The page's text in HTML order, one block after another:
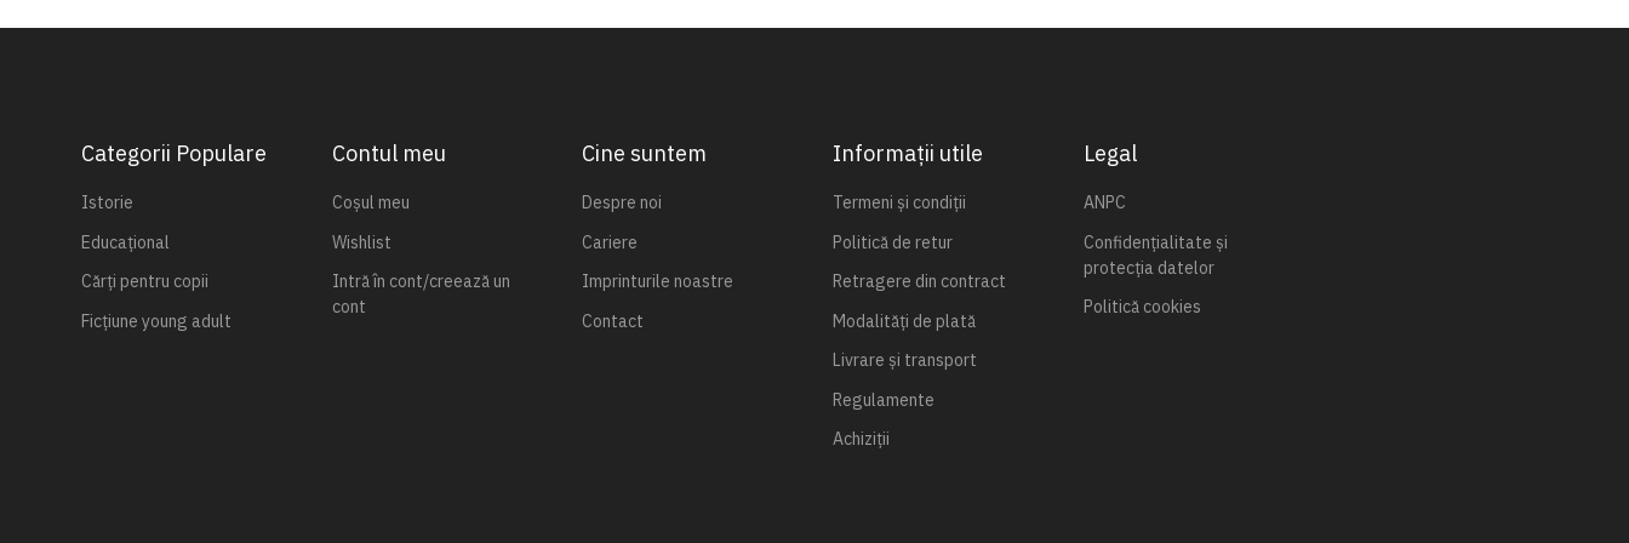
Categorii Populare
Istorie
Educațional
Cărți pentru copii
Ficțiune young adult
Contul meu
Coșul meu
Wishlist
Intră în cont/creează un
cont
Cine suntem
Despre noi
Cariere
Imprinturile noastre
Contact
Informații utile
Termeni și condiții
Politică de retur
Retragere din contract
Modalități de plată
Livrare și transport
Regulamente
Achiziții
Legal
ANPC
Confidențialitate și
protecția datelor
Politică cookies